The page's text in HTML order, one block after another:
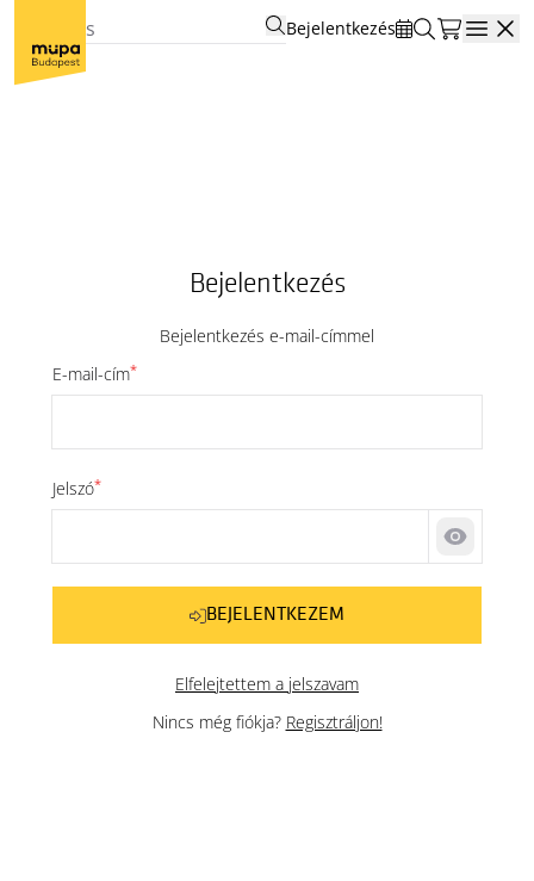
Bejelentkezés
Bejelentkezés
Bejelentkezés e-mail-címmel
E-mail-cím*
Jelszó*
Jelszó
BEJELENTKEZEM
Elfelejtettem a jelszavam
Nincs még fiókja? Regisztráljon!